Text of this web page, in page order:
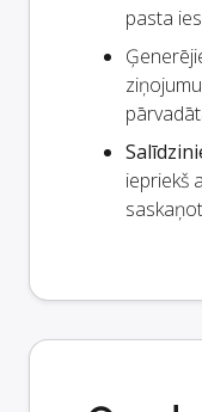
pasta
iepriekš